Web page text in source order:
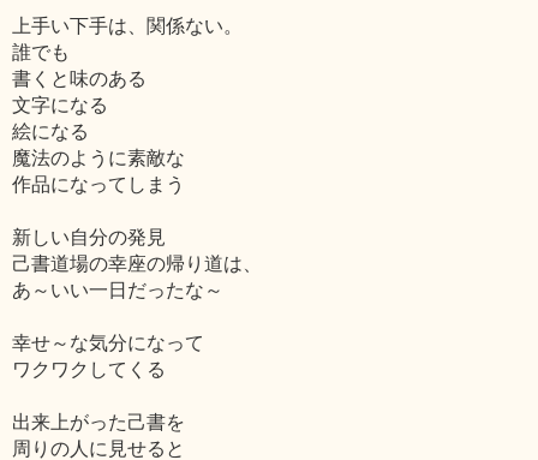
上手い下手は、関係ない。
誰でも
書くと味のある
文字になる
絵になる
魔法のように素敵な
作品になってしまう
新しい自分の発見
己書道場の幸座の帰り道は、
あ～いい一日だったな～
幸せ～な気分になって
ワクワクしてくる
出来上がった己書を
周りの人に見せると